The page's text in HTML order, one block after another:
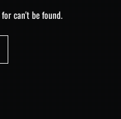
can't be found.